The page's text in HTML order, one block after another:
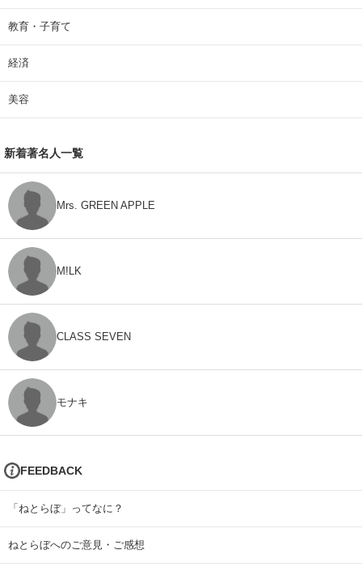
教育・子育て
経済
美容
新着著名人一覧
Mrs. GREEN APPLE
M!LK
CLASS SEVEN
モナキ
FEEDBACK
「ねとらぼ」ってなに？
ねとらぼへのご意見・ご感想